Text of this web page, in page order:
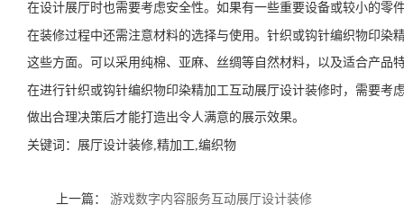
在设计展厅时也需要考虑安全性。如果有一些重要设备或较小的零
在装修过程中还需注意材料的选择与使用。针织或钩针编织物印
这些方面。可以采用纯棉、亚麻、丝绸等自然材料，以及适合产品
在进行针织或钩针编织物印染精加工互动展厅设计装修时，需要
做出合理决策后才能打造出令人满意的展示效果。
关键词： 展厅设计装修,精加工,编织物
上一篇： 游戏数字内容服务互动展厅设计装修